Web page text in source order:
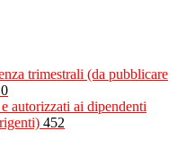
trimestrali (da pubblicare
autorizzati ai dipendenti
452